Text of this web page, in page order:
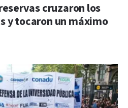
cruzaron los
y tocaron un máximo